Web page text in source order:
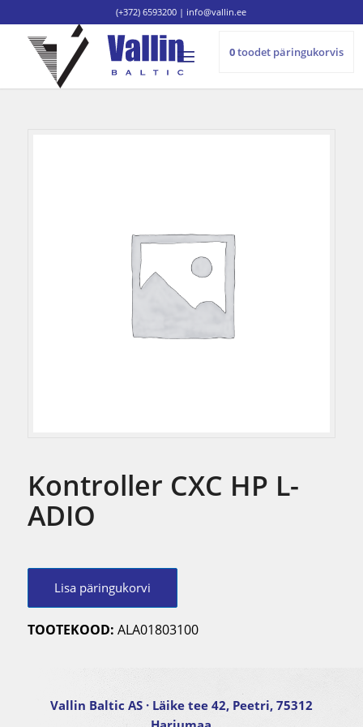
(+372) 6593200 | info@vallin.ee
0toodet päringukorvis
Kontroller CXC HP L-
ADIO
Lisa päringukorvi
TOOTEKOOD: ALA01803100
Vallin Baltic AS · Läike tee 42, Peetri, 75312